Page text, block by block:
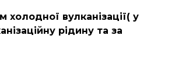
вулканізації( у
рідину та за